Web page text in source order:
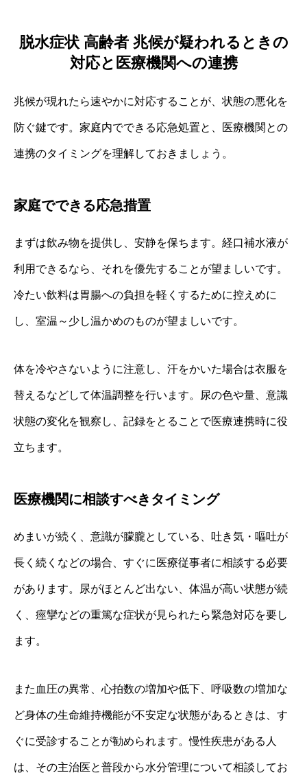
脱水症状 高齢者 兆候が疑われるときの
対応と医療機関への連携
兆候が現れたら速やかに対応することが、状態の悪化を
防ぐ鍵です。家庭内でできる応急処置と、医療機関との
連携のタイミングを理解しておきましょう。
家庭でできる応急措置
まずは飲み物を提供し、安静を保ちます。経口補水液が
利用できるなら、それを優先することが望ましいです。
冷たい飲料は胃腸への負担を軽くするために控えめに
し、室温～少し温かめのものが望ましいです。
体を冷やさないように注意し、汗をかいた場合は衣服を
替えるなどして体温調整を行います。尿の色や量、意識
状態の変化を観察し、記録をとることで医療連携時に役
立ちます。
医療機関に相談すべきタイミング
めまいが続く、意識が朦朧としている、吐き気・嘔吐が
長く続くなどの場合、すぐに医療従事者に相談する必要
があります。尿がほとんど出ない、体温が高い状態が続
く、痙攣などの重篤な症状が見られたら緊急対応を要し
ます。
また血圧の異常、心拍数の増加や低下、呼吸数の増加な
ど身体の生命維持機能が不安定な状態があるときは、す
ぐに受診することが勧められます。慢性疾患がある人
は、その主治医と普段から水分管理について相談してお